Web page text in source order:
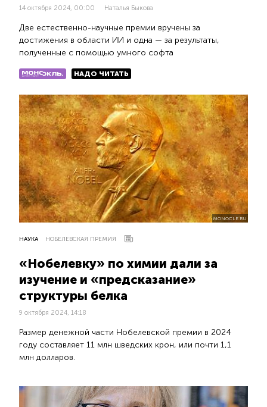
14 октября 2024, 00:00 Наталья Быкова
Две естественно-научные премии вручены за
достижения в области ИИ и одна — за результаты,
полученные с помощью умного софта
НАДО ЧИТАТЬ
MONOCLE.RU
НАУКА НОБЕЛЕВСКАЯ ПРЕМИЯ
«Нобелевку» по химии дали за
изучение и «предсказание»
структуры белка
9 октября 2024, 14:18
Размер денежной части Нобелевской премии в 2024
году составляет 11 млн шведских крон, или почти 1,1
млн долларов.